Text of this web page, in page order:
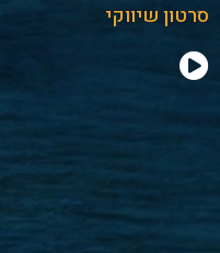
סרטון שיווקי